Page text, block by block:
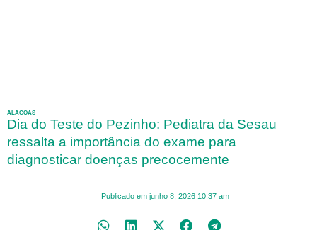
ALAGOAS
Dia do Teste do Pezinho: Pediatra da Sesau
ressalta a importância do exame para
diagnosticar doenças precocemente
Publicado em junho 8, 2026 10:37 am